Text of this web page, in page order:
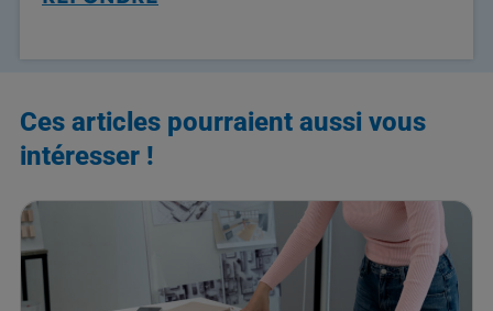
Ces articles pourraient aussi vous
intéresser !